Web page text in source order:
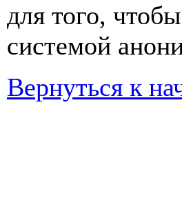
для того,
системой
Вернуться к